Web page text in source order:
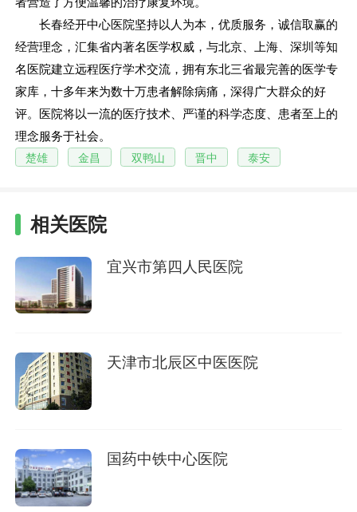
长春经开中心医院坚持以人为本，优质服务，诚信取赢的
经营理念，汇集省内著名医学权威，与北京、上海、深圳等知
名医院建立远程医疗学术交流，拥有东北三省最完善的医学专
家库，十多年来为数十万患者解除病痛，深得广大群众的好
评。医院将以一流的医疗技术、严谨的科学态度、患者至上的
理念服务于社会。
楚雄 金昌 双鸭山 晋中 泰安
相关医院
宜兴市第四人民医院
天津市北辰区中医医院
国药中铁中心医院